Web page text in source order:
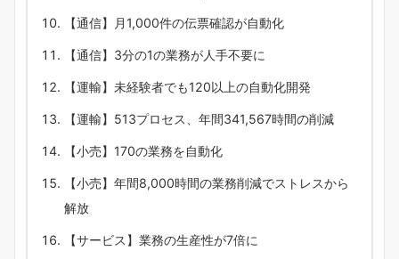
【通信】月1,000件の伝票確認が自動化
【通信】3分の1の業務が人手不要に
【運輸】未経験者でも120以上の自動化開発
【運輸】513プロセス、年間341,567時間の削減
【小売】170の業務を自動化
【小売】年間8,000時間の業務削減でストレスから
解放
【サービス】業務の生産性が7倍に